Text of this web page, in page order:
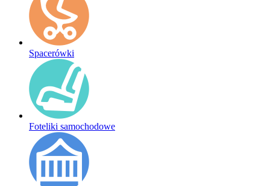
Spacerówki
Foteliki samochodowe